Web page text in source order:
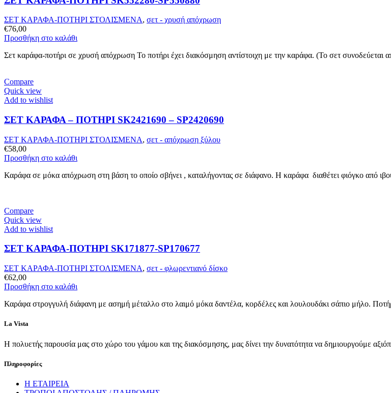
ΣΕΤ ΚΑΡΑΦΑ-ΠΟΤΗΡΙ ΣΤΟΛΙΣΜΕΝΑ, σετ - χρυσή απόχρωση
€76,00
Προσθήκη στο καλάθι
Σετ καράφα-ποτήρι σε χρυσή απόχρωση Το ποτήρι έχει διακόσμηση αντίστοιχη με την καράφα. (Το σετ συνοδεύεται
Compare
Quick view
Add to wishlist
ΣΕΤ ΚΑΡΑΦΑ – ΠΟΤΗΡΙ SK2421690 – SP2420690
ΣΕΤ ΚΑΡΑΦΑ-ΠΟΤΗΡΙ ΣΤΟΛΙΣΜΕΝΑ, σετ - απόχρωση ξύλου
€58,00
Προσθήκη στο καλάθι
Καράφα σε μόκα απόχρωση στη βάση το οποίο σβήνει , καταλήγοντας σε διάφανο. Η καράφα διαθέτει φιόγκο από
Compare
Quick view
Add to wishlist
ΣΕΤ ΚΑΡΑΦΑ-ΠΟΤΗΡΙ SK171877-SP170677
ΣΕΤ ΚΑΡΑΦΑ-ΠΟΤΗΡΙ ΣΤΟΛΙΣΜΕΝΑ, σετ - φλωρεντιανό δίσκο
€62,00
Προσθήκη στο καλάθι
Καράφα στρογγυλή διάφανη με ασημή μέταλλο στο λαιμό μόκα δαντέλα, κορδέλες και λουλουδάκι σάπιο μήλο.
La Vista
Η πολυετής παρουσία μας στο χώρο του γάμου και της διακόσμησης, μας δίνει την δυνατότητα να δημιουργούμε
Πληροφορίες
Η ΕΤΑΙΡΕΙΑ